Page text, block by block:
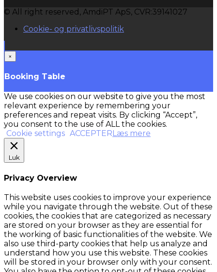
© All right reserved, AmdiPT ApS, CVR:39141027
Cookie- og privatlivspolitik
×
Booking Table
We use cookies on our website to give you the most
relevant experience by remembering your
preferences and repeat visits. By clicking “Accept”,
you consent to the use of ALL the cookies.
Cookie settings ACCEPTER Læs mere
Luk
Privacy Overview
This website uses cookies to improve your experience
while you navigate through the website. Out of these
cookies, the cookies that are categorized as necessary
are stored on your browser as they are essential for
the working of basic functionalities of the website. We
also use third-party cookies that help us analyze and
understand how you use this website. These cookies
will be stored in your browser only with your consent.